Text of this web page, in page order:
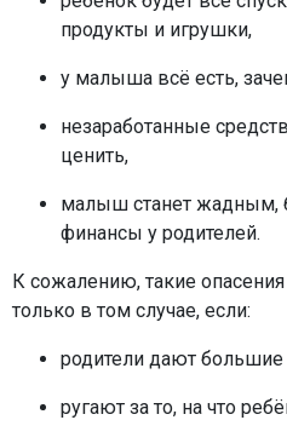
продукты и игрушки,
у малыша всё есть,
незаработанные
ценить,
малыш станет жадным,
финансы у родителей.
К сожалению, такие
только в том случае, если:
родители дают
ругают за то, на что